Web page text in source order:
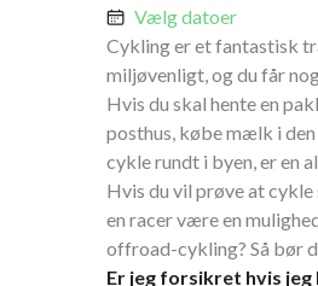
Vælg datoer
Cykling er et fantastisk
miljøvenligt, og du får
Hvis du skal hente en
posthus, købe mælk i
cykle rundt i byen, er en
Hvis du vil prøve at
en racer være en
offroad-cykling? Så bør
Er jeg forsikret hvis jeg